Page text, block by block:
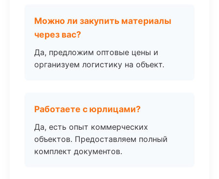
Можно ли закупить материалы
через вас?
Да, предложим оптовые цены и
организуем логистику на объект.
Работаете с юрлицами?
Да, есть опыт коммерческих
объектов. Предоставляем полный
комплект документов.